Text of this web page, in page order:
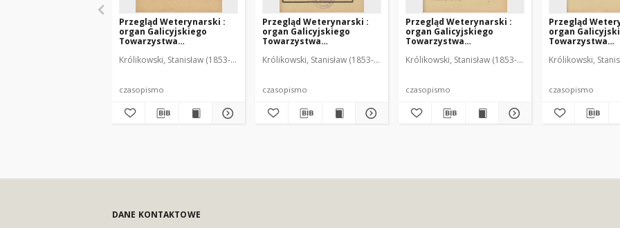
Przegląd Weterynarski :
organ Galicyjskiego
Towarzystwa
czasopismo poświęcone
Królikowski, Stanisław (1853-1924). Red.
czasopismo
Przegląd Weterynarski :
organ Galicyjskiego
Towarzystwa
czasopismo poświęcone
Królikowski, Stanisław (1853-1924). Red.
czasopismo
Przegląd Weterynarski :
organ Galicyjskiego
Towarzystwa
czasopismo poświęcone
Królikowski, Stanisław (1853-1924). Red.
czasopismo
Przegląd
organ
Towarzystwa
czasopismo
Królikowski,
czasopismo
DANE KONTAKTOWE